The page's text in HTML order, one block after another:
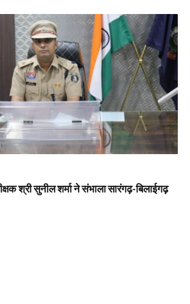
श्री सुनील शर्मा ने संभाला सारंगढ़-बिलाईगढ़